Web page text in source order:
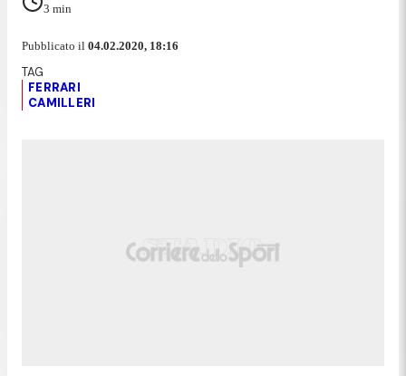
3 min
Pubblicato il 04.02.2020, 18:16
FERRARI
CAMILLERI